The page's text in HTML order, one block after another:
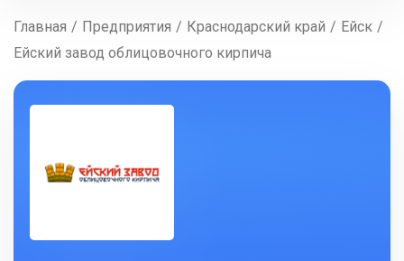
Главная / Предприятия / Краснодарский край / Ейск /
Ейский завод облицовочного кирпича